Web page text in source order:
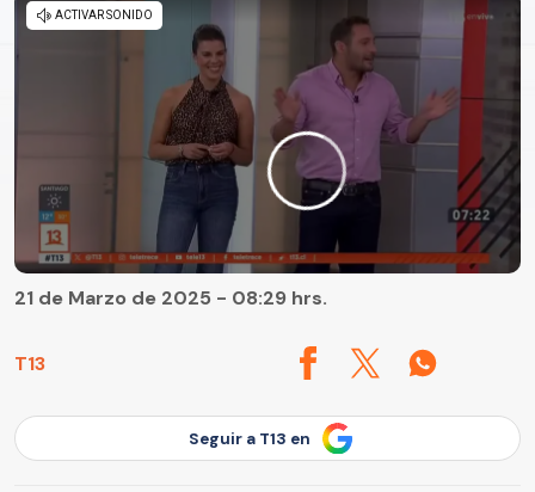
T13
21 de Marzo de 2025 - 08:29 hrs.
Seguir a T13 en